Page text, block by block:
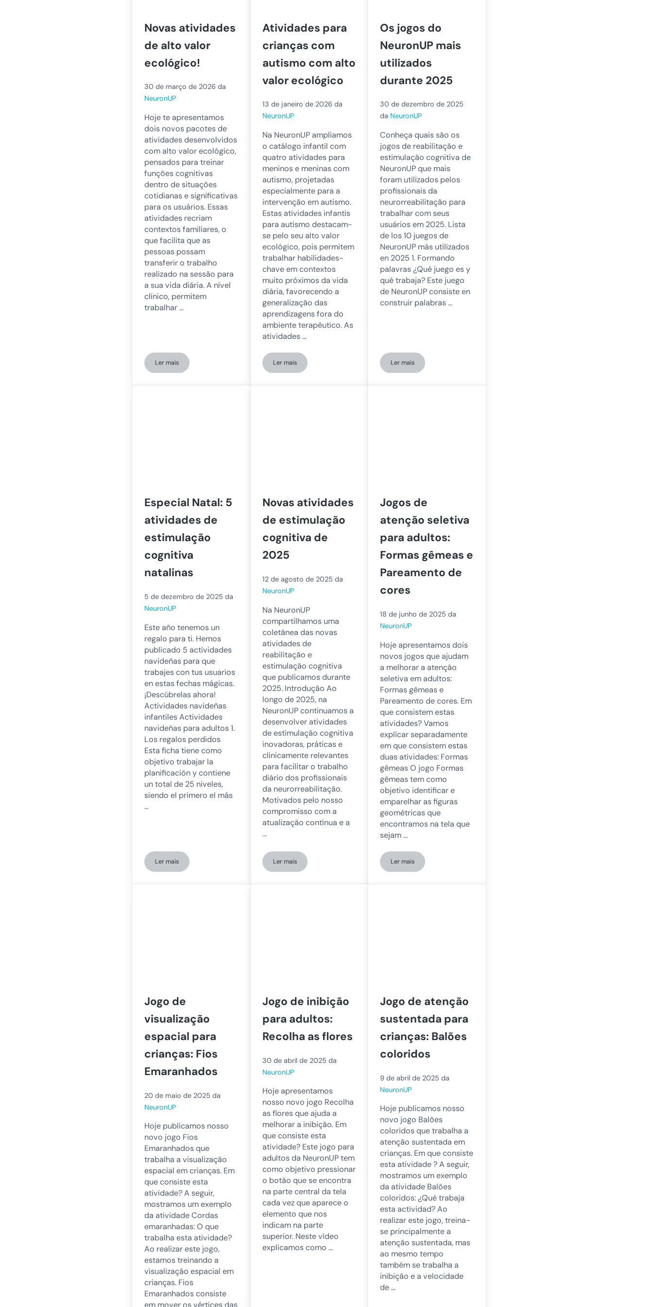
Novas atividades
de alto valor
ecológico!
30 de março de 2026 da
NeuronUP
Hoje te apresentamos
dois novos pacotes de
atividades desenvolvidos
com alto valor ecológico,
pensados para treinar
funções cognitivas
dentro de situações
cotidianas e significativas
para os usuários. Essas
atividades recriam
contextos familiares, o
que facilita que as
pessoas possam
transferir o trabalho
realizado na sessão para
a sua vida diária. A nível
clínico, permitem
trabalhar …
Ler maisNovas atividades de alto valor ecológico!
Atividades para
crianças com
autismo com alto
valor ecológico
13 de janeiro de 2026 da
NeuronUP
Na NeuronUP ampliamos
o catálogo infantil com
quatro atividades para
meninos e meninas com
autismo, projetadas
especialmente para a
intervenção em autismo.
Estas atividades infantis
para autismo destacam-
se pelo seu alto valor
ecológico, pois permitem
trabalhar habilidades-
chave em contextos
muito próximos da vida
diária, favorecendo a
generalização das
aprendizagens fora do
ambiente terapêutico. As
atividades …
Ler maisAtividades para crianças com autismo com alto valor ecológico
Os jogos do
NeuronUP mais
utilizados
durante 2025
30 de dezembro de 2025
da NeuronUP
Conheça quais são os
jogos de reabilitação e
estimulação cognitiva de
NeuronUP que mais
foram utilizados pelos
profissionais da
neurorreabilitação para
trabalhar com seus
usuários em 2025. Lista
de los 10 juegos de
NeuronUP más utilizados
en 2025 1. Formando
palavras ¿Qué juego es y
qué trabaja? Este juego
de NeuronUP consiste en
construir palabras …
Ler maisOs jogos do NeuronUP mais utilizados durante 2025
Especial Natal: 5
atividades de
estimulação
cognitiva
natalinas
5 de dezembro de 2025 da
NeuronUP
Este año tenemos un
regalo para ti. Hemos
publicado 5 actividades
navideñas para que
trabajes con tus usuarios
en estas fechas mágicas.
¡Descúbrelas ahora!
Actividades navideñas
infantiles Actividades
navideñas para adultos 1.
Los regalos perdidos
Esta ficha tiene como
objetivo trabajar la
planificación y contiene
un total de 25 niveles,
siendo el primero el más
…
Ler maisEspecial Natal: 5 atividades de estimulação cognitiva natalinas
Novas atividades
de estimulação
cognitiva de
2025
12 de agosto de 2025 da
NeuronUP
Na NeuronUP
compartilhamos uma
coletânea das novas
atividades de
reabilitação e
estimulação cognitiva
que publicamos durante
2025. Introdução Ao
longo de 2025, na
NeuronUP continuamos a
desenvolver atividades
de estimulação cognitiva
inovadoras, práticas e
clinicamente relevantes
para facilitar o trabalho
diário dos profissionais
da neurorreabilitação.
Motivados pelo nosso
compromisso com a
atualização contínua e a
…
Ler maisNovas atividades de estimulação cognitiva de 2025
Jogos de
atenção seletiva
para adultos:
Formas gêmeas e
Pareamento de
cores
18 de junho de 2025 da
NeuronUP
Hoje apresentamos dois
novos jogos que ajudam
a melhorar a atenção
seletiva em adultos:
Formas gêmeas e
Pareamento de cores. Em
que consistem estas
atividades? Vamos
explicar separadamente
em que consistem estas
duas atividades: Formas
gêmeas O jogo Formas
gêmeas tem como
objetivo identificar e
emparelhar as figuras
geométricas que
encontramos na tela que
sejam …
Ler maisJogos de atenção seletiva para adultos: Formas gêmeas e Pareamento de cores
Jogo de
visualização
espacial para
crianças: Fios
Emaranhados
20 de maio de 2025 da
NeuronUP
Hoje publicamos nosso
novo jogo Fios
Emaranhados que
trabalha a visualização
espacial em crianças. Em
que consiste esta
atividade? A seguir,
mostramos um exemplo
da atividade Cordas
emaranhadas: O que
trabalha esta atividade?
Ao realizar este jogo,
estamos treinando a
visualização espacial em
crianças. Fios
Emaranhados consiste
Jogo de inibição
para adultos:
Recolha as flores
30 de abril de 2025 da
NeuronUP
Hoje apresentamos
nosso novo jogo Recolha
as flores que ajuda a
melhorar a inibição. Em
que consiste esta
atividade? Este jogo para
adultos da NeuronUP tem
como objetivo pressionar
o botão que se encontra
na parte central da tela
cada vez que aparece o
elemento que nos
indicam na parte
superior. Neste vídeo
explicamos como …
Jogo de atenção
sustentada para
crianças: Balões
coloridos
9 de abril de 2025 da
NeuronUP
Hoje publicamos nosso
novo jogo Balões
coloridos que trabalha a
atenção sustentada em
crianças. Em que consiste
esta atividade ? A seguir,
mostramos um exemplo
da atividade Balões
coloridos: ¿Qué trabaja
esta actividad? Ao
realizar este jogo, treina-
se principalmente a
atenção sustentada, mas
ao mesmo tempo
também se trabalha a
inibição e a velocidade
de …